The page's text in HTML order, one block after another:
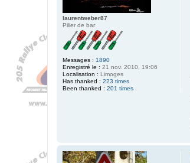
laurentweber87
Pilier de bar
Messages : 1890
Enregistré le : 21 nov. 2010, 19:06
Localisation : Limoges
Has thanked : 223 times
Been thanked : 201 times